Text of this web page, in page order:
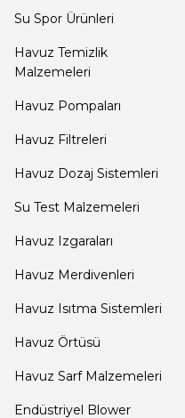
Sistemleri
Sehpa
Su Spor Ürünleri
Havuz Temizlik
Malzemeleri
Havuz Pompaları
Havuz Filtreleri
Havuz Dozaj Sistemleri
Su Test Malzemeleri
Havuz Izgaraları
Havuz Merdivenleri
Havuz Isıtma Sistemleri
Havuz Örtüsü
Havuz Sarf Malzemeleri
Endüstriyel Blower